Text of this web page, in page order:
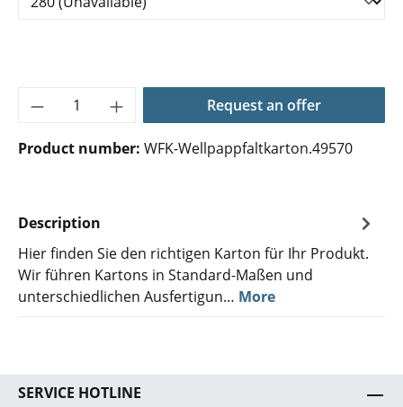
Product Quantity: Enter the desired
Request an offer
Product number: WFK-Wellpappfaltkarton.49570
Description
Hier finden Sie den richtigen Karton für Ihr Produkt.
Wir führen Kartons in Standard-Maßen und
unterschiedlichen Ausfertigun… More
SERVICE HOTLINE